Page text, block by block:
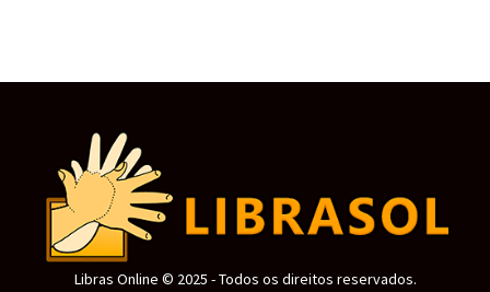
Libras Online © 2025 - Todos os direitos reservados.